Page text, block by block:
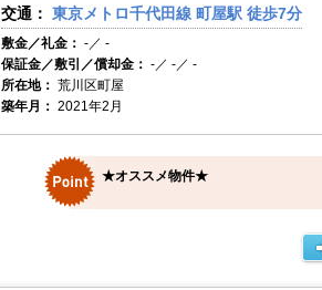
交通： 東京メトロ千代田線 町屋駅 徒歩7分
敷金／礼金： -／ -
保証金／敷引／償却金： -／ -／ -
所在地： 荒川区町屋
築年月： 2021年2月
★オススメ物件★